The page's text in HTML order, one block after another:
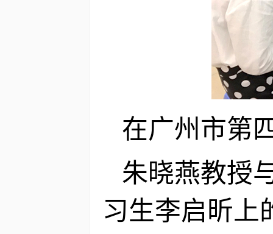
在广州市
朱晓燕教授
习生李启昕上